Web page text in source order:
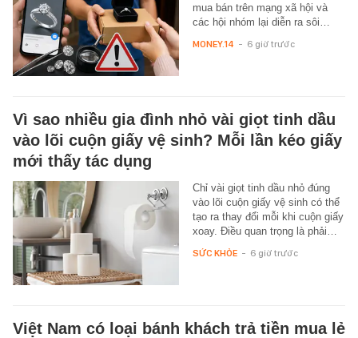
mua bán trên mạng xã hội và
các hội nhóm lại diễn ra sôi…
MONEY.14 - 6 giờ trước
Vì sao nhiều gia đình nhỏ vài giọt tinh dầu
vào lõi cuộn giấy vệ sinh? Mỗi lần kéo giấy
mới thấy tác dụng
Chỉ vài giọt tinh dầu nhỏ đúng
vào lõi cuộn giấy vệ sinh có thể
tạo ra thay đổi mỗi khi cuộn giấy
xoay. Điều quan trọng là phải…
SỨC KHỎE - 6 giờ trước
Việt Nam có loại bánh khách trả tiền mua lẻ